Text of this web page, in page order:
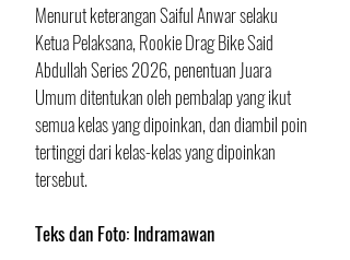
Menurut keterangan Saiful Anwar selaku
Ketua Pelaksana, Rookie Drag Bike Said
Abdullah Series 2026, penentuan Juara
Umum ditentukan oleh pembalap yang ikut
semua kelas yang dipoinkan, dan diambil poin
tertinggi dari kelas-kelas yang dipoinkan
tersebut.
Teks dan Foto: Indramawan